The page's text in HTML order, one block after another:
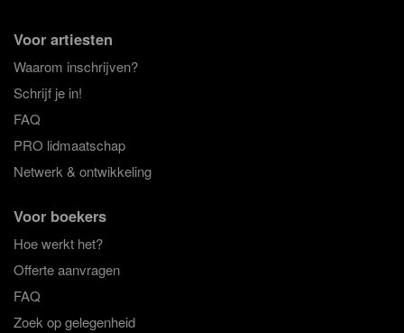
Voor artiesten
Waarom inschrijven?
Schrijf je in!
FAQ
PRO lidmaatschap
Netwerk & ontwikkeling
Voor boekers
Hoe werkt het?
Offerte aanvragen
FAQ
Zoek op gelegenheid